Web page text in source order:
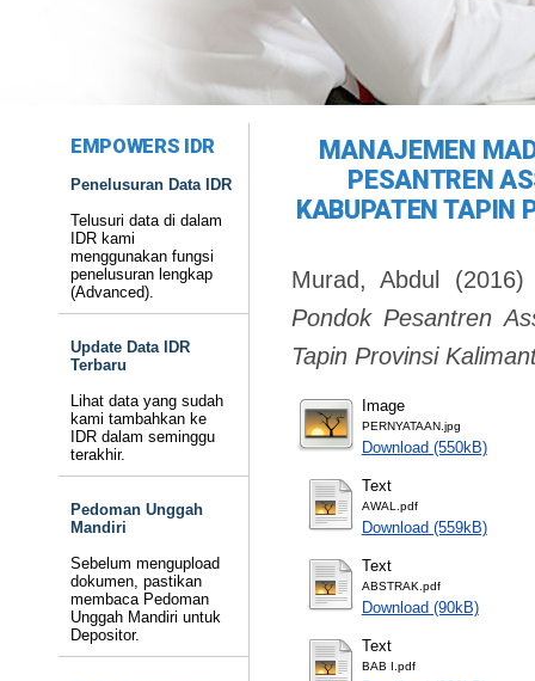
EMPOWERS IDR
Penelusuran Data IDR
Telusuri data di dalam
IDR kami
menggunakan fungsi
penelusuran lengkap
(Advanced).
Update Data IDR
Terbaru
Lihat data yang sudah
kami tambahkan ke
IDR dalam seminggu
terakhir.
Pedoman Unggah
Mandiri
Sebelum mengupload
dokumen, pastikan
membaca Pedoman
Unggah Mandiri untuk
Depositor.
MANAJEMEN
PESANTREN
KABUPATEN TAPIN
Murad, Abdul
Pondok Pesantren
Tapin Provinsi
Image
PERNYATAAN.jpg
Download (550kB)
Text
AWAL.pdf
Download (559kB)
Text
ABSTRAK.pdf
Download (90kB)
Text
BAB I.pdf